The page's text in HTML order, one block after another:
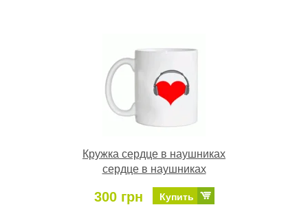
Кружка сердце в наушниках
сердце в наушниках
300 грн Купить